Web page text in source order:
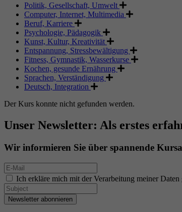
Politik, Gesellschaft, Umwelt
Computer, Internet, Multimedia
Beruf, Karriere
Psychologie, Pädagogik
Kunst, Kultur, Kreativität
Entspannung, Stressbewältigung
Fitness, Gymnastik, Wasserkurse
Kochen, gesunde Ernährung
Sprachen, Verständigung
Deutsch, Integration
Der Kurs konnte nicht gefunden werden.
Unser Newsletter: Als erstes
Wir informieren Sie über spannende
Ich erkläre mich mit der Verarbeitung meiner Daten
Newsletter abonnieren